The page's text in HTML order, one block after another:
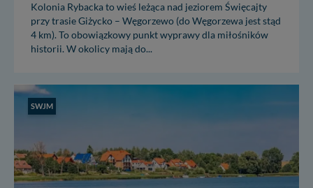
Kolonia Rybacka to wieś leżąca nad jeziorem Święcajty
przy trasie Giżycko – Węgorzewo (do Węgorzewa jest stąd
4 km). To obowiązkowy punkt wyprawy dla miłośników
historii. W okolicy mają do...
SWJM